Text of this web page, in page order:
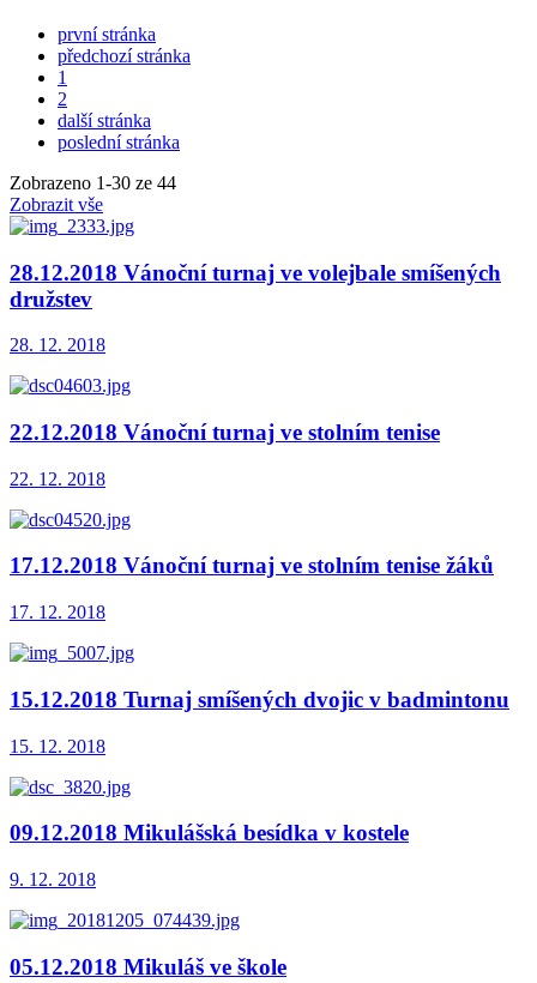
první stránka
předchozí stránka
1
2
další stránka
poslední stránka
Zobrazeno 1-30 ze 44
Zobrazit vše
28.12.2018 Vánoční turnaj ve volejbale smíšených
družstev
28. 12. 2018
22.12.2018 Vánoční turnaj ve stolním tenise
22. 12. 2018
17.12.2018 Vánoční turnaj ve stolním tenise žáků
17. 12. 2018
15.12.2018 Turnaj smíšených dvojic v badmintonu
15. 12. 2018
09.12.2018 Mikulášská besídka v kostele
9. 12. 2018
05.12.2018 Mikuláš ve škole